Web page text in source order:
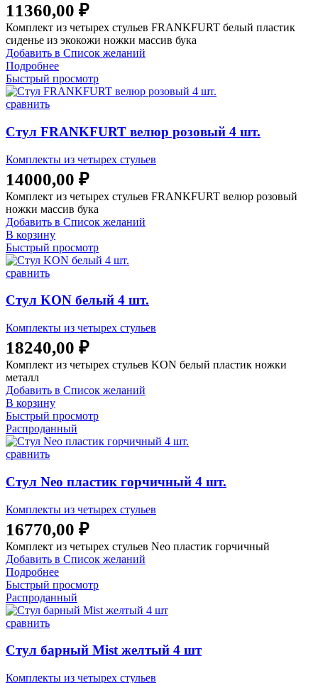
11360,00 ₽
Комплект из четырех стульев FRANKFURT белый пластик
сиденье из экокожи ножки массив бука
Добавить в Список желаний
Подробнее
Быстрый просмотр
сравнить
Стул FRANKFURT велюр розовый 4 шт.
Комплекты из четырех стульев
14000,00 ₽
Комплект из четырех стульев FRANKFURT велюр розовый
ножки массив бука
Добавить в Список желаний
В корзину
Быстрый просмотр
сравнить
Стул KON белый 4 шт.
Комплекты из четырех стульев
18240,00 ₽
Комплект из четырех стульев KON белый пластик ножки
металл
Добавить в Список желаний
В корзину
Быстрый просмотр
Распроданный
сравнить
Стул Neo пластик горчичный 4 шт.
Комплекты из четырех стульев
16770,00 ₽
Комплект из четырех стульев Neo пластик горчичный
Добавить в Список желаний
Подробнее
Быстрый просмотр
Распроданный
сравнить
Стул барный Mist желтый 4 шт
Комплекты из четырех стульев